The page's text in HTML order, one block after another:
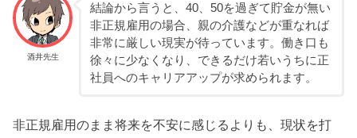
酒井先生
結論から言うと、40、50を過ぎて貯金が無い
非正規雇用の場合、親の介護などが重なれば
非常に厳しい現実が待っています。働き口も
徐々に少なくなり、できるだけ若いうちに正
社員へのキャリアアップが求められます。
非正規雇用のまま将来を不安に感じるよりも、現状を打